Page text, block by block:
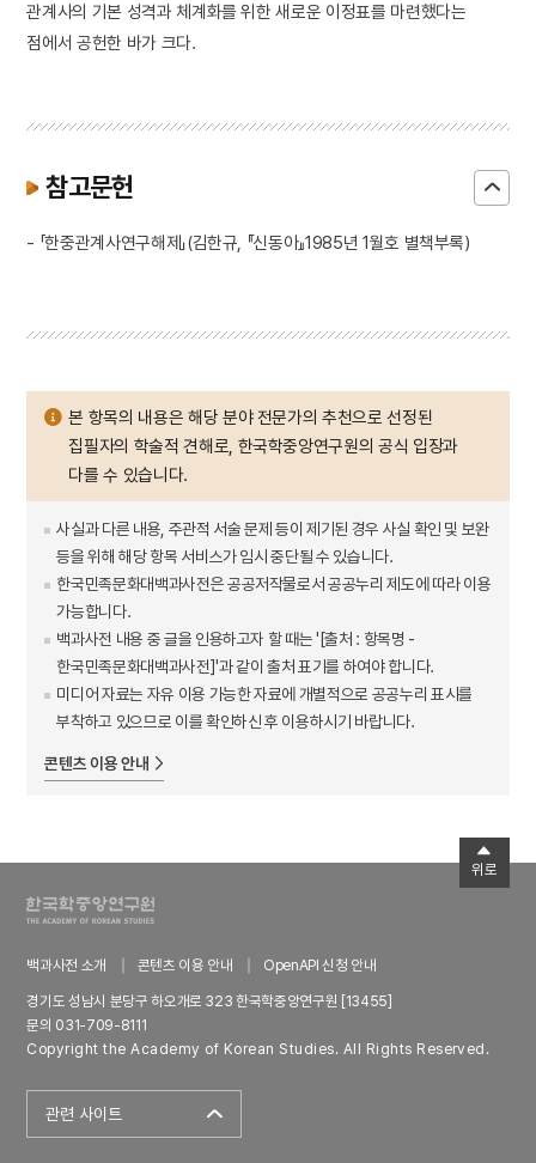
관계사의 기본 성격과 체계화를 위한 새로운 이정표를 마련했다는
점에서 공헌한 바가 크다.
참고문헌
- 「한중관계사연구해제」(김한규, 『신동아』1985년 1월호 별책부록)
본 항목의 내용은 해당 분야 전문가의 추천으로 선정된
집필자의 학술적 견해로, 한국학중앙연구원의 공식 입장과
다를 수 있습니다.
사실과 다른 내용, 주관적 서술 문제 등이 제기된 경우 사실 확인 및 보완
등을 위해 해당 항목 서비스가 임시 중단될 수 있습니다.
한국민족문화대백과사전은 공공저작물로서 공공누리 제도에 따라 이용
가능합니다.
백과사전 내용 중 글을 인용하고자 할 때는 '[출처 : 항목명 -
한국민족문화대백과사전]'과 같이 출처 표기를 하여야 합니다.
미디어 자료는 자유 이용 가능한 자료에 개별적으로 공공누리 표시를
부착하고 있으므로 이를 확인하신 후 이용하시기 바랍니다.
콘텐츠 이용 안내
백과사전 소개 콘텐츠 이용 안내
OpenAPI 신청 안내
경기도 성남시 분당구 하오개로 323 한국학중앙연구원 [13455]
문의 031-709-8111
Copyright the Academy of Korean Studies. All Rights Reserved.
관련 사이트
위로